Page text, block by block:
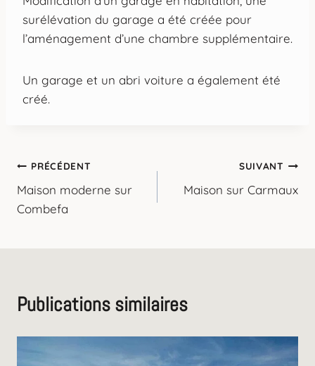
surélévation du garage a été créée pour
l’aménagement d’une chambre supplémentaire.
Un garage et un abri voiture a également été
créé.
Navigation
de
PRÉCÉDENT
Maison moderne sur
Combefa
SUIVANT
Maison sur Carmaux
Publications similaires